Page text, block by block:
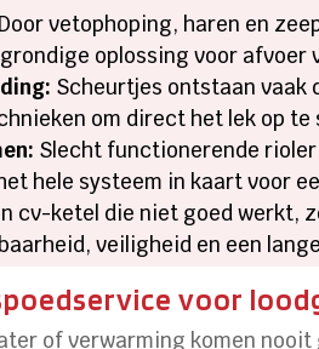
Door vetophoping, haren en
oplossing voor afvoer
Scheurtjes ontstaan vaak
om direct het lek op te
Slecht functionerende
hele systeem in kaart voor
cv-ketel die niet goed werkt,
veiligheid en een
voor
of verwarming komen